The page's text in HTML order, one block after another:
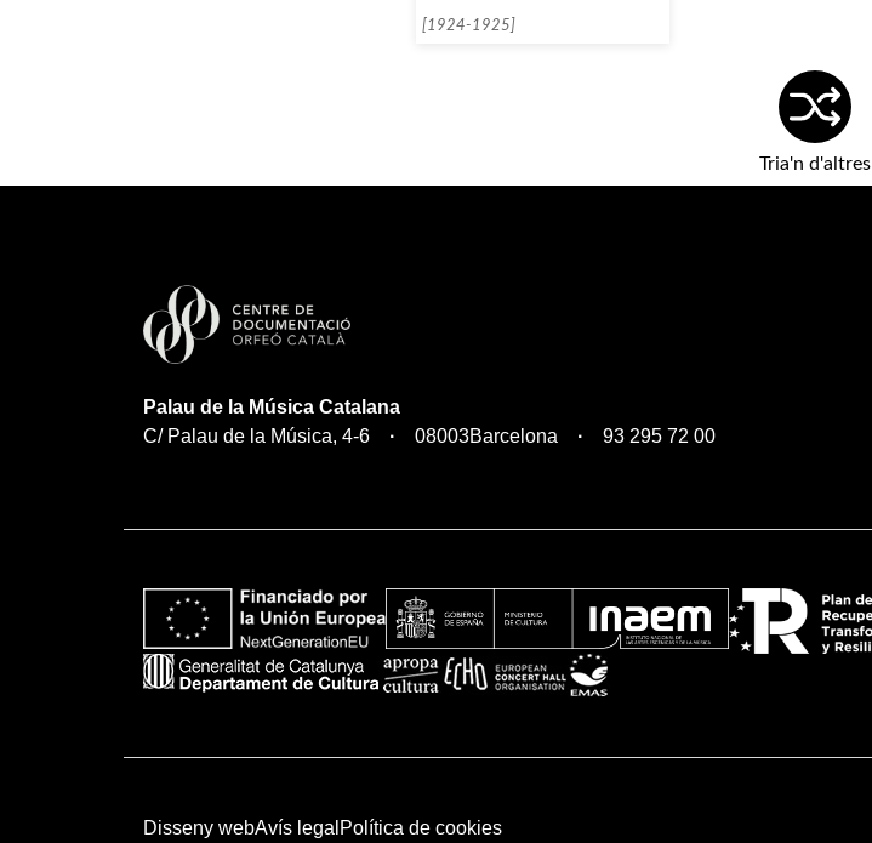
[1924-1925]
Tria'n d'altres
Palau de la Música Catalana
C/ Palau de la Música, 4-6
08003Barcelona 93 295 72 00
Disseny webAvís legal Política de cookies